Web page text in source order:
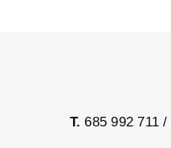
T. 685 992 711 /